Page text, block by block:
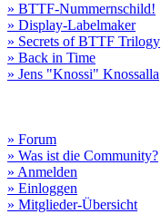
» BTTF-Nummernschild!
» Display-Labelmaker
» Secrets of BTTF Trilogy
» Back in Time
» Jens "Knossi" Knossalla
» Forum
» Was ist die Community?
» Anmelden
» Einloggen
» Mitglieder-Übersicht